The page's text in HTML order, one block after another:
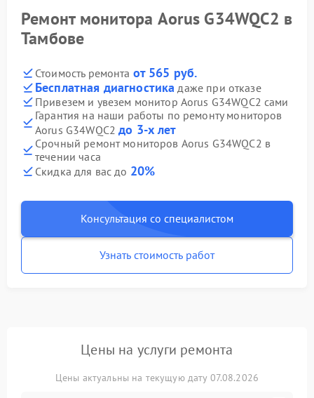
Ремонт монитора Aorus G34WQC2 в
Тамбове
Стоимость ремонта от 565 руб.
Бесплатная диагностика даже при отказе
Привезем и увезем монитор Aorus G34WQC2 сами
Гарантия на наши работы по ремонту мониторов
Aorus G34WQC2до 3-х лет
Срочный ремонт мониторов Aorus G34WQC2 в
течении часа
Скидка для вас до 20%
Консультация со специалистом
Узнать стоимость работ
Цены на услуги ремонта
Цены актуальны на текущую дату 07.08.2026